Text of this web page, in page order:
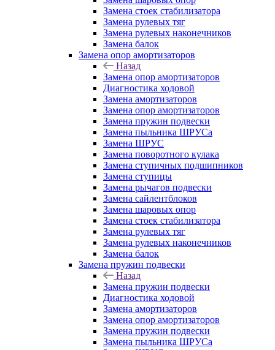
Замена стоек стабилизатора
Замена рулевых тяг
Замена рулевых наконечников
Замена балок
Замена опор амортизаторов
Назад
Замена опор амортизаторов
Диагностика ходовой
Замена амортизаторов
Замена опор амортизаторов
Замена пружин подвески
Замена пыльника ШРУСа
Замена ШРУС
Замена поворотного кулака
Замена ступичных подшипников
Замена ступицы
Замена рычагов подвески
Замена сайлентблоков
Замена шаровых опор
Замена стоек стабилизатора
Замена рулевых тяг
Замена рулевых наконечников
Замена балок
Замена пружин подвески
Назад
Замена пружин подвески
Диагностика ходовой
Замена амортизаторов
Замена опор амортизаторов
Замена пружин подвески
Замена пыльника ШРУСа